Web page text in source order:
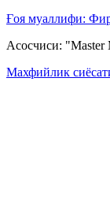
Ғоя муаллифи:
Асосчиси: "Master
Махфийлик